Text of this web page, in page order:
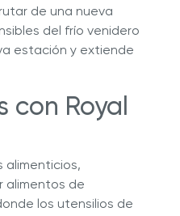
de una nueva
del frío venidero
estación y extiende
con Royal
alimenticios,
alimentos de
los utensilios de